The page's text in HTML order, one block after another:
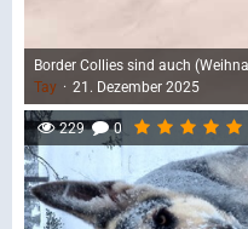
Border Collies sind auch
Tay
21. Dezember 2025
229 0